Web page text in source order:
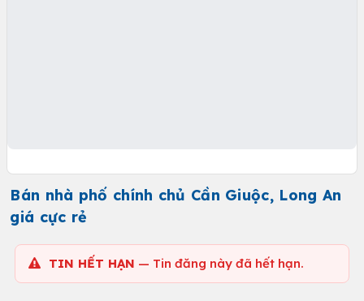
Bán nhà phố chính chủ Cần Giuộc, Long An
giá cực rẻ
TIN HẾT HẠN — Tin đăng này đã hết hạn.